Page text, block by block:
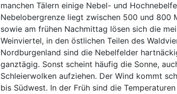
manchen Tälern einige Nebel- und
Nebelobergrenze liegt zwischen 500 und 800
sowie am frühen Nachmittag lösen sich die
Weinviertel, in den östlichen Teilen des
Nordburgenland sind die Nebelfelder
ganztägig. Sonst scheint häufig die Sonne,
Schleierwolken aufziehen. Der Wind kommt
bis Südwest. In der Früh sind die